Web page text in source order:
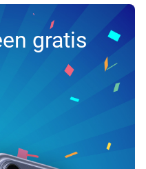
gratis